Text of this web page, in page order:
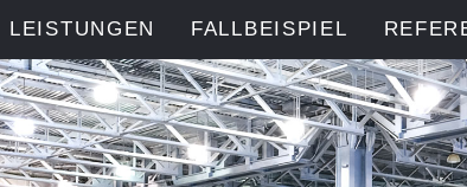
LEISTUNGEN FALLBEISPIEL